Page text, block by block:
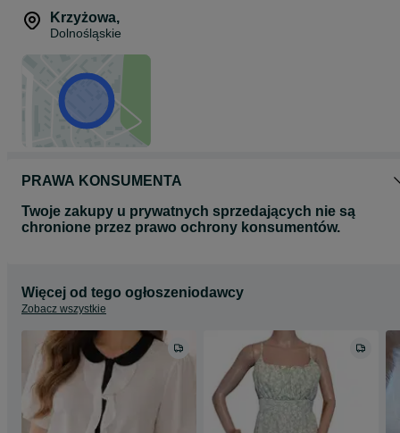
Krzyżowa,
Dolnośląskie
PRAWA KONSUMENTA
Twoje zakupy u prywatnych sprzedających nie są
chronione przez prawo ochrony konsumentów.
Więcej od tego ogłoszeniodawcy
Zobacz wszystkie